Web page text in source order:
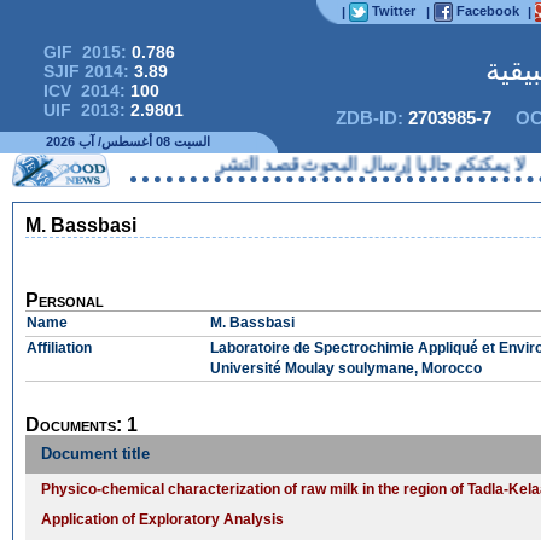
| Twitter | Facebook |
GIF 2015: 0.786
SJIF 2014: 3.89
ICV 2014: 100
UIF 2013: 2.9801 ZDB-ID: 2703985-7
السبت 08 أغسطس/ آب 2026
حاليا إرسال البحوث قصد النشر
M. Bassbasi
Personal
Name
M. Bassbasi
Affiliation
Laboratoire de Spectrochimie Appliqué et
Université Moulay soulymane, Morocco
Documents: 1
Document title
Physico-chemical characterization of raw milk in the region of Tadla-
Application of Exploratory Analysis